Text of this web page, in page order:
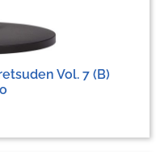
Vol. 7 (B)